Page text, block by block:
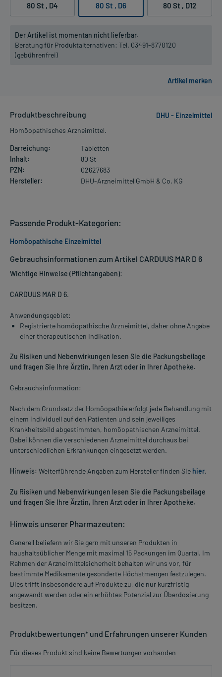
80 St , D4 80 St , D6 80 St , D12
Der Artikel ist momentan nicht lieferbar.
Beratung für Produktalternativen: Tel. 03491-8770120
(gebührenfrei)
Produktbeschreibung
DHU - Einzelmittel
Homöopathisches Arzneimittel.
Darreichung:
Tabletten
Inhalt:
80 St
PZN:
02627683
Hersteller:
DHU-Arzneimittel GmbH & Co. KG
Gebrauchsinformationen zum Artikel CARDUUS MAR D 6
Wichtige Hinweise (Pflichtangaben):
CARDUUS MAR D 6.
Anwendungsgebiet:
Registrierte homöopathische Arzneimittel, daher ohne Angabe
einer therapeutischen Indikation.
Zu Risiken und Nebenwirkungen lesen Sie die Packungsbeilage
und fragen Sie Ihre Ärztin, Ihren Arzt oder in Ihrer Apotheke.
Gebrauchsinformation:
Nach dem Grundsatz der Homöopathie erfolgt jede Behandlung mit
einem individuell auf den Patienten und sein jeweiliges
Krankheitsbild abgestimmten, homöopathischen Arzneimittel.
Dabei können die verschiedenen Arzneimittel durchaus bei
unterschiedlichen Erkrankungen eingesetzt werden.
Hinweis: Weiterführende Angaben zum Hersteller finden Sie hier.
Zu Risiken und Nebenwirkungen lesen Sie die Packungsbeilage
und fragen Sie Ihre Ärztin, Ihren Arzt oder in Ihrer Apotheke.
Hinweis unserer Pharmazeuten:
Generell beliefern wir Sie gern mit unseren Produkten in
haushaltsüblicher Menge mit maximal 15 Packungen im Quartal. Im
Rahmen der Arzneimittelsicherheit behalten wir uns vor, für
bestimmte Medikamente gesonderte Höchstmengen festzulegen.
Dies trifft insbesondere auf Produkte zu, die nur kurzfristig
angewandt werden oder ein erhöhtes Potenzial zur Überdosierung
besitzen.
Produktbewertungen* und Erfahrungen unserer Kunden
Für dieses Produkt sind keine Bewertungen vorhanden
Passende Produkt-Kategorien:
Homöopathische Einzelmittel